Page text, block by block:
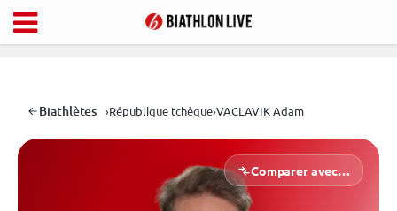
Biathlètes ›République tchèque›VACLAVIK Adam
Comparer avec…